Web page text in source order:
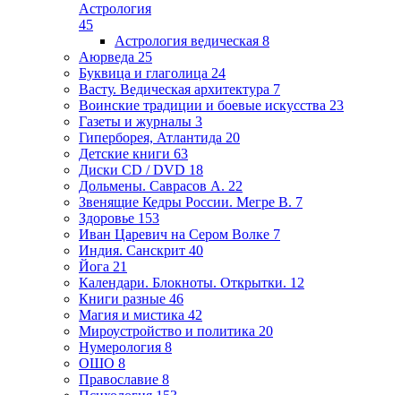
Астрология
45
Астрология ведическая 8
Аюрведа 25
Буквица и глаголица 24
Васту. Ведическая архитектура 7
Воинские традиции и боевые искусства 23
Газеты и журналы 3
Гиперборея, Атлантида 20
Детские книги 63
Диски CD / DVD 18
Дольмены. Саврасов А. 22
Звенящие Кедры России. Мегре В. 7
Здоровье 153
Иван Царевич на Сером Волке 7
Индия. Санскрит 40
Йога 21
Календари. Блокноты. Открытки. 12
Книги разные 46
Магия и мистика 42
Мироустройство и политика 20
Нумерология 8
ОШО 8
Православие 8